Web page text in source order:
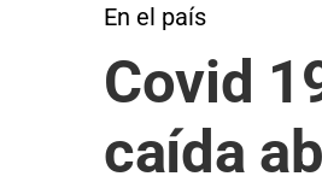
En el país
Covid
caída